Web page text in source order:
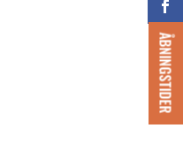
ÅBNINGSTIDER